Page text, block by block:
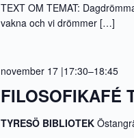
TEXT OM TEMAT:
vakna och vi drömmer […]
FILOSOFIKAFÉ
november 17 |17:30–18:45
TYRESÖ BIBLIOTEK